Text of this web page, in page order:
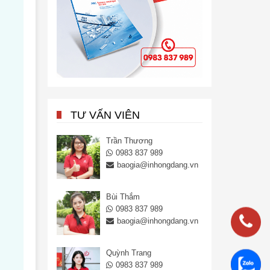
TƯ VẤN VIÊN
Trần Thương
0983 837 989
baogia@inhongdang.vn
Bùi Thắm
0983 837 989
baogia@inhongdang.vn
Quỳnh Trang
0983 837 989